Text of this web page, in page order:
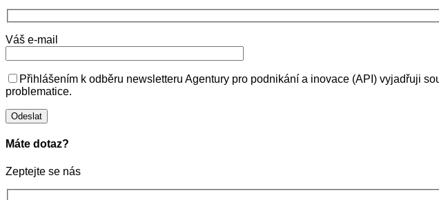
Váš e-mail
Přihlášením k odběru newsletteru Agentury pro podnikání a inovace (API) vyjadřuji
problematice.
Máte dotaz?
Zeptejte se nás